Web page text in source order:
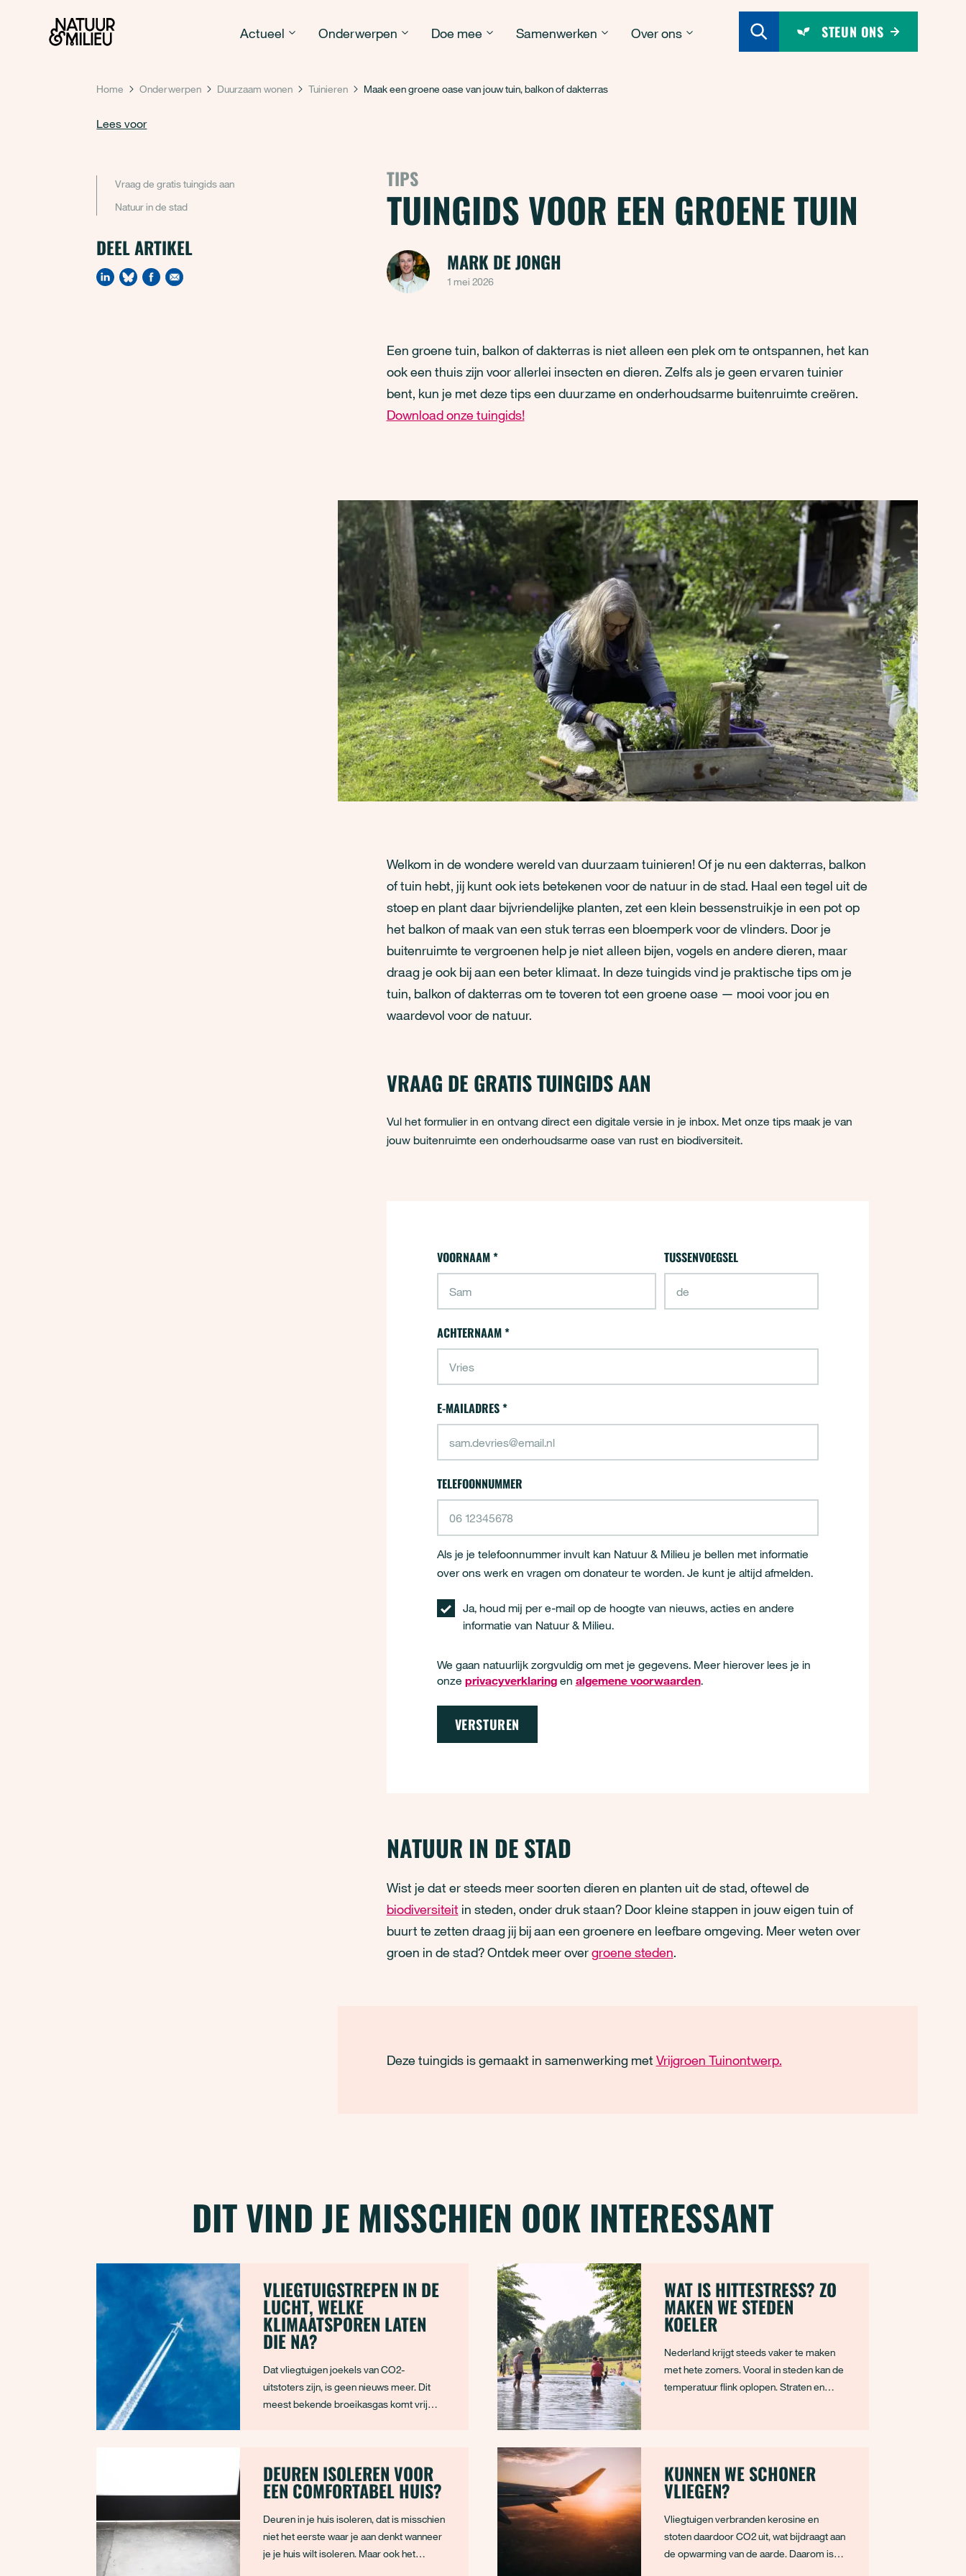
Natuur & Milieu homepage
Actueel Onderwerpen Doe mee Samenwerken Over ons STEUN ONS
Home Onderwerpen Duurzaam wonen Tuinieren Maak een groene oase van jouw tuin, balkon of dakterras
Lees voor
Vraag de gratis tuingids aan
Natuur in de stad
DEEL ARTIKEL
TIPS
TUINGIDS VOOR EEN GROENE TUIN
MARK DE JONGH
1 mei 2026
Een groene tuin, balkon of dakterras is niet alleen een plek om te ontspannen, het kan
ook een thuis zijn voor allerlei insecten en dieren. Zelfs als je geen ervaren tuinier
bent, kun je met deze tips een duurzame en onderhoudsarme buitenruimte creëren.
Download onze tuingids!
Welkom in de wondere wereld van duurzaam tuinieren! Of je nu een dakterras, balkon
of tuin hebt, jij kunt ook iets betekenen voor de natuur in de stad. Haal een tegel uit de
stoep en plant daar bijvriendelijke planten, zet een klein bessenstruikje in een pot op
het balkon of maak van een stuk terras een bloemperk voor de vlinders. Door je
buitenruimte te vergroenen help je niet alleen bijen, vogels en andere dieren, maar
draag je ook bij aan een beter klimaat. In deze tuingids vind je praktische tips om je
tuin, balkon of dakterras om te toveren tot een groene oase — mooi voor jou en
waardevol voor de natuur.
VRAAG DE GRATIS TUINGIDS AAN
Vul het formulier in en ontvang direct een digitale versie in je inbox. Met onze tips maak je van
jouw buitenruimte een onderhoudsarme oase van rust en biodiversiteit.
Aanvraag - Tuingids
" geeft vereiste velden aan
VOORNAAM* TUSSENVOEGSEL
ACHTERNAAM*
E-MAILADRES*
TELEFOONNUMMER
Als je je telefoonnummer invult kan Natuur & Milieu je bellen met informatie
over ons werk en vragen om donateur te worden. Je kunt je altijd afmelden.
Ja, houd mij per e-mail op de hoogte van nieuws, acties en andere
informatie van Natuur & Milieu.
We gaan natuurlijk zorgvuldig om met je gegevens. Meer hierover lees je in
onze privacyverklaringen algemene voorwaarden.
NATUUR IN DE STAD
Wist je dat er steeds meer soorten dieren en planten uit de stad, oftewel de
biodiversiteit in steden, onder druk staan? Door kleine stappen in jouw eigen tuin of
buurt te zetten draag jij bij aan een groenere en leefbare omgeving. Meer weten over
groen in de stad? Ontdek meer overgroene steden.
Deze tuingids is gemaakt in samenwerking met Vrijgroen Tuinontwerp.
DIT VIND JE MISSCHIEN OOK INTERESSANT
VLIEGTUIGSTREPEN IN DE
LUCHT, WELKE
KLIMAATSPOREN LATEN
DIE NA?
Dat vliegtuigen joekels van CO2-
uitstoters zijn, is geen nieuws meer. Dit
meest bekende broeikasgas komt vrij
aan de witte strepen die je in de lucht ziet,
nadat er een vliegtuig
WAT IS HITTESTRESS? ZO
MAKEN WE STEDEN
KOELER
Nederland krijgt steeds vaker te maken
met hete zomers. Vooral in steden kan de
temperatuur flink oplopen. Straten en
weten we ook wat helpt: m
DEUREN ISOLEREN VOOR
EEN COMFORTABEL HUIS?
Deuren in je huis isoleren, dat is misschien
niet het eerste waar je aan denkt wanneer
je je huis wilt isoleren. Maar ook het
KUNNEN WE SCHONER
VLIEGEN?
Vliegtuigen verbranden kerosine en
stoten daardoor CO2 uit, wat bijdraagt aan
de opwarming van de aarde. Daarom is